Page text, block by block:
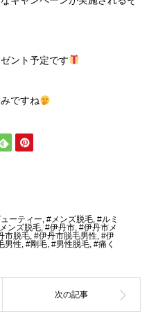
ント予定です
ですね
ーティー, #メンズ脱毛, #ルミ
ンズ脱毛, #伊丹市, #伊丹市メ
市脱毛, #伊丹市脱毛男性, #伊
男性, #剛毛, #男性脱毛, #痛く